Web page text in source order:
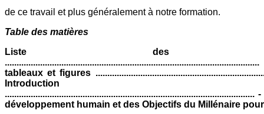
de ce travail et plus généralement à notre formation.
Table des matières
Liste des
tableaux et figures
Introduction
développement humain et des Objectifs du Millénaire